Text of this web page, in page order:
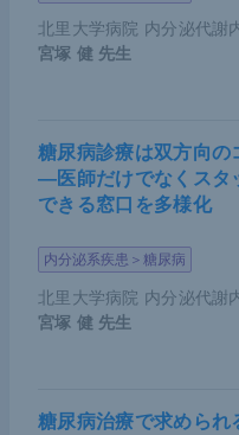
北里大学病院 内分泌代謝
宮塚 健 先生
糖尿病診療は双方向
―医師だけでなくスタ
できる窓口を多様化
内分泌系疾患＞糖尿病
北里大学病院 内分泌代謝
宮塚 健 先生
糖尿病治療で求めら